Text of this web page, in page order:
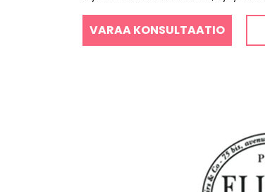
VARAA KONSULTAATIO